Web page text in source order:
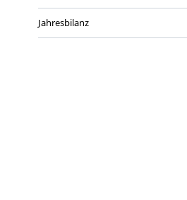
Jahresbilanz